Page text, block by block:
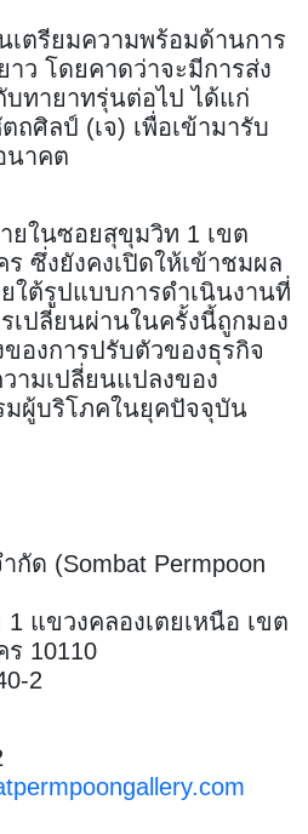
ตรียมความพร้อมด้านการ
ว โดยคาดว่าจะมีการส่ง
บทายาทรุ่นต่อไป ได้แก่
ถศิลป์ (เจ) เพื่อเข้ามารับ
นาคต
ยในซอยสุขุมวิท 1 เขต
ซึ่งยังคงเปิดให้เข้าชมผล
ใต้รูปแบบการดำเนินงานที่
เปลี่ยนผ่านในครั้งนี้ถูกมอง
องการปรับตัวของธุรกิจ
ามเปลี่ยนแปลงของ
มผู้บริโภคในยุคปัจจุบัน
ด (Sombat Permpoon
แขวงคลองเตยเหนือ เขต
10110
2